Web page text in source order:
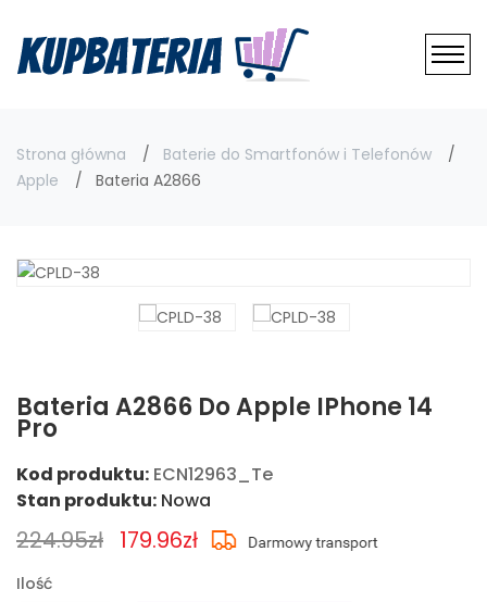
Strona główna
Baterie do Smartfonów i Telefonów
Apple
Bateria A2866
Bateria A2866 Do Apple IPhone 14
Pro
Kod produktu: ECN12963_Te
Stan produktu: Nowa
224.95zł 179.96zł
Ilość